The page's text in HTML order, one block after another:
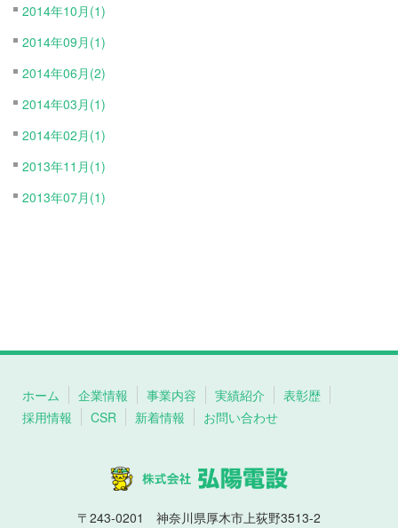
2014年10月(1)
2014年09月(1)
2014年06月(2)
2014年03月(1)
2014年02月(1)
2013年11月(1)
2013年07月(1)
ホーム 企業情報 事業内容 実績紹介
表彰歴
採用情報
CSR 新着情報 お問い合わせ
〒243-0201 神奈川県厚木市上荻野3513-2